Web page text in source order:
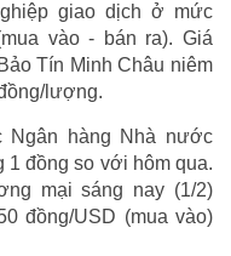
giao dịch ở mức
vào - bán ra). Giá
Tín Minh Châu niêm
lượng.
Ngân hàng Nhà nước
1 đồng so với hôm qua.
mại sáng nay (1/2)
đồng/USD (mua vào)